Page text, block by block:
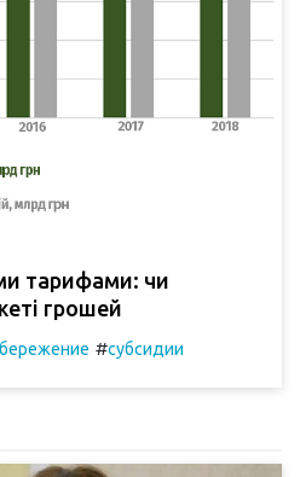
тарифами: чи
грошей
#субсидии